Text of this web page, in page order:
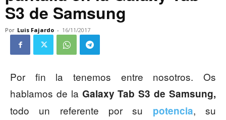
S3 de Samsung
Por Luis Fajardo - 16/11/2017
Por fin la tenemos entre nosotros. Os
hablamos de la Galaxy Tab S3 de Samsung,
todo un referente por su potencia, su